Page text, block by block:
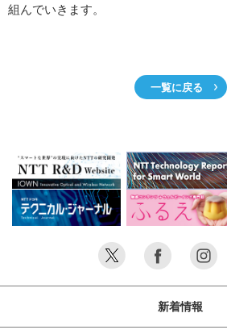
組んでいきます。
一覧に戻る
新着情報